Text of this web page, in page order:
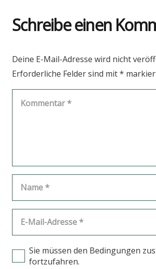
Schreibe einen
Deine E-Mail-Adresse wird nicht
Erforderliche Felder sind mit*
Sie müssen den Bedingungen
fortzufahren.